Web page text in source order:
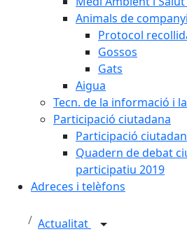
Animals de
Protocol
Gossos
Gats
Aigua
Tecn. de la informació i
Participació ciutadana
Participació
Quadern de debat
participatiu 2019
Adreces i telèfons
Actualitat